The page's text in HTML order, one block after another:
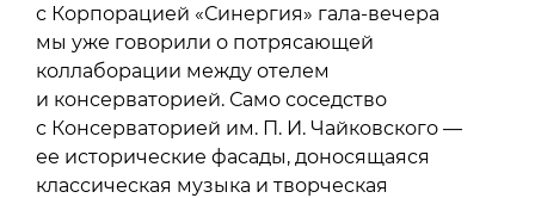
с Корпорацией «Синергия» гала-вечера
мы уже говорили о потрясающей
коллаборации между отелем
и консерваторией. Само соседство
с Консерваторией им. П. И. Чайковского —
ее исторические фасады, доносящаяся
классическая музыка и творческая